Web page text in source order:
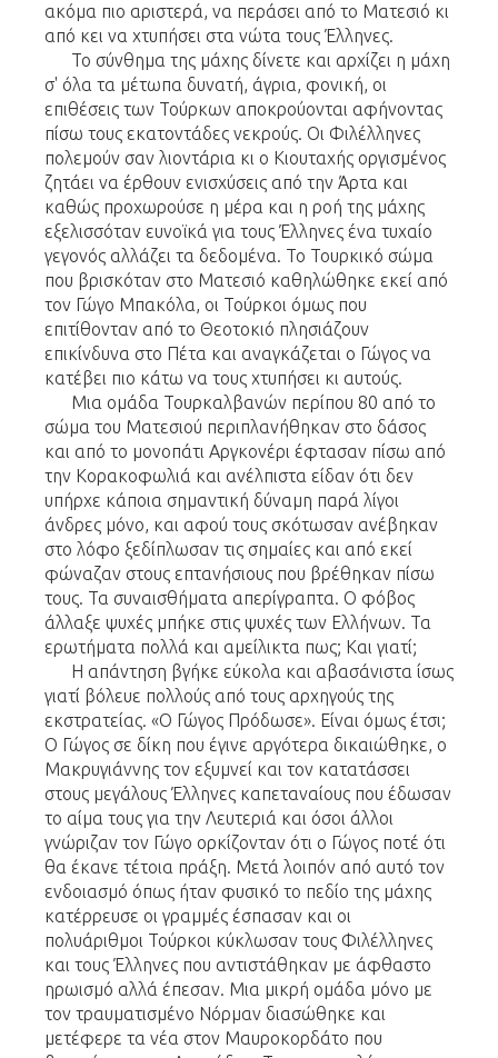
ακόμα πιο αριστερά, να περάσει από το Ματεσιό κι
από κει να χτυπήσει στα νώτα τους Έλληνες.
Το σύνθημα της μάχης δίνετε και αρχίζει η μάχη
σ' όλα τα μέτωπα δυνατή, άγρια, φονική, οι
επιθέσεις των Τούρκων αποκρούονται αφήνοντας
πίσω τους εκατοντάδες νεκρούς. Οι Φιλέλληνες
πολεμούν σαν λιοντάρια κι ο Κιουταχής οργισμένος
ζητάει να έρθουν ενισχύσεις από την Άρτα και
καθώς προχωρούσε η μέρα και η ροή της μάχης
εξελισσόταν ευνοϊκά για τους Έλληνες ένα τυχαίο
γεγονός αλλάζει τα δεδομένα. Το Τουρκικό σώμα
που βρισκόταν στο Ματεσιό καθηλώθηκε εκεί από
τον Γώγο Μπακόλα, οι Τούρκοι όμως που
επιτίθονταν από το Θεοτοκιό πλησιάζουν
επικίνδυνα στο Πέτα και αναγκάζεται ο Γώγος να
κατέβει πιο κάτω να τους χτυπήσει κι αυτούς.
Μια ομάδα Τουρκαλβανών περίπου 80 από το
σώμα του Ματεσιού περιπλανήθηκαν στο δάσος
και από το μονοπάτι Αργκονέρι έφτασαν πίσω από
την Κορακοφωλιά και ανέλπιστα είδαν ότι δεν
υπήρχε κάποια σημαντική δύναμη παρά λίγοι
άνδρες μόνο, και αφού τους σκότωσαν ανέβηκαν
στο λόφο ξεδίπλωσαν τις σημαίες και από εκεί
φώναζαν στους επτανήσιους που βρέθηκαν πίσω
τους. Τα συναισθήματα απερίγραπτα. Ο φόβος
άλλαξε ψυχές μπήκε στις ψυχές των Ελλήνων. Τα
ερωτήματα πολλά και αμείλικτα πως; Και γιατί;
Η απάντηση βγήκε εύκολα και αβασάνιστα ίσως
γιατί βόλευε πολλούς από τους αρχηγούς της
εκστρατείας. «Ο Γώγος Πρόδωσε». Είναι όμως έτσι;
Ο Γώγος σε δίκη που έγινε αργότερα δικαιώθηκε, ο
Μακρυγιάννης τον εξυμνεί και τον κατατάσσει
στους μεγάλους Έλληνες καπεταναίους που έδωσαν
το αίμα τους για την Λευτεριά και όσοι άλλοι
γνώριζαν τον Γώγο ορκίζονταν ότι ο Γώγος ποτέ ότι
θα έκανε τέτοια πράξη. Μετά λοιπόν από αυτό τον
ενδοιασμό όπως ήταν φυσικό το πεδίο της μάχης
κατέρρευσε οι γραμμές έσπασαν και οι
πολυάριθμοι Τούρκοι κύκλωσαν τους Φιλέλληνες
και τους Έλληνες που αντιστάθηκαν με άφθαστο
ηρωισμό αλλά έπεσαν. Μια μικρή ομάδα μόνο με
τον τραυματισμένο Νόρμαν διασώθηκε και
μετέφερε τα νέα στον Μαυροκορδάτο που